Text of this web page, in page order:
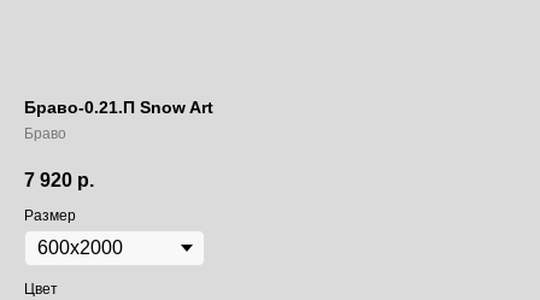
Браво-0.21.П Snow Art
Браво
7 920 р.
Размер
Цвет